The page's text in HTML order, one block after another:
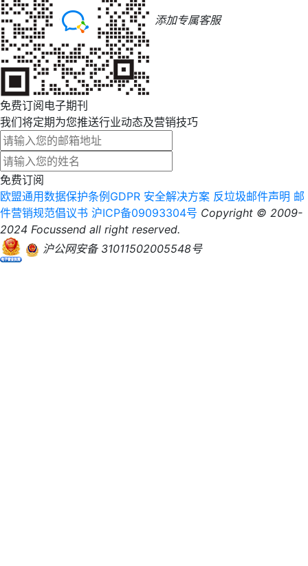
添加专属客服
免费订阅电子期刊
我们将定期为您推送行业动态及营销技巧
免费订阅
欧盟通用数据保护条例GDPR 安全解决方案 反垃圾邮件声明 邮
件营销规范倡议书 沪ICP备09093304号 Copyright © 2009-
2024 Focussend all right reserved.
沪公网安备 31011502005548号